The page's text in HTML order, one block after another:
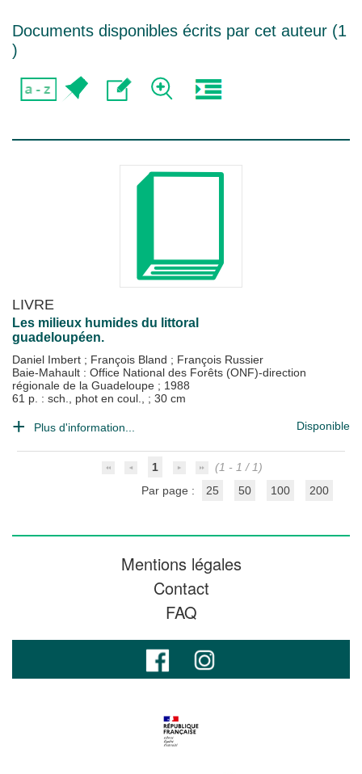
Documents disponibles écrits par cet auteur (1
)
LIVRE
Les milieux humides du littoral
guadeloupéen.
Daniel Imbert ; François Bland ; François Russier
Baie-Mahault : Office National des Forêts (ONF)-direction
régionale de la Guadeloupe ; 1988
61 p. : sch., phot en coul., ; 30 cm
Plus d'information... Disponible
1
(1 - 1 / 1)
Par page :
25 50 100 200
Mentions légales
Contact
FAQ